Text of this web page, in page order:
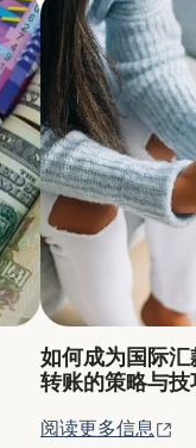
如何成为国际
转账的策略与技
阅读更多信息